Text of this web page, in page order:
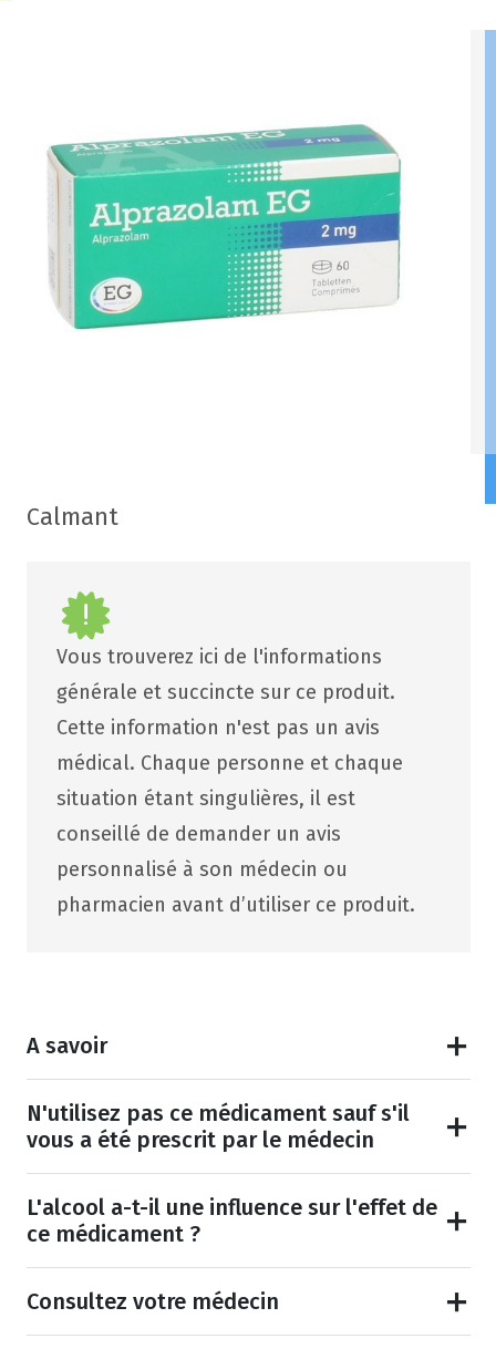
Calmant
Vous trouverez ici de l'informations
générale et succincte sur ce produit.
Cette information n'est pas un avis
médical. Chaque personne et chaque
situation étant singulières, il est
conseillé de demander un avis
personnalisé à son médecin ou
pharmacien avant d’utiliser ce produit.
A savoir
N'utilisez pas ce médicament sauf s'il
vous a été prescrit par le médecin
L'alcool a-t-il une influence sur l'effet de
ce médicament ?
Consultez votre médecin